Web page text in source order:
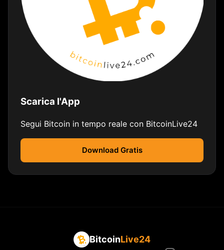
Scarica l'App
Segui Bitcoin in tempo reale con BitcoinLive24
Download Gratis
BitcoinLive24